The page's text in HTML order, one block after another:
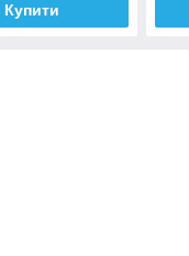
Купити